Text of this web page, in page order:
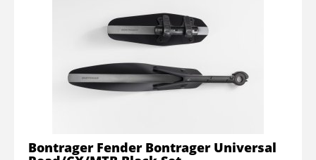
Bontrager Fender Bontrager Universal